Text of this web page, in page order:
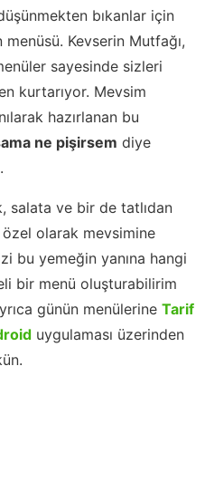
bıkanlar için
Kevserin Mutfağı,
sayesinde sizleri
kurtarıyor. Mevsim
hazırlanan bu
ne pişirsem diye
salata ve bir de tatlıdan
olarak mevsimine
bu yemeğin yanına hangi
bir menü oluşturabilirim
günün menülerine Tarif
uygulaması üzerinden